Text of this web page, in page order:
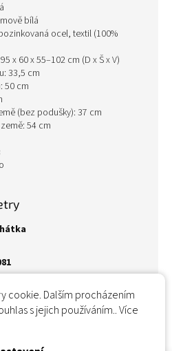
cookie. Dalším procházením
s jejich používáním.. Více
bílá
ocel, textil (100%
x 60 x 55–102 cm (D x Š x V)
33,5 cm
50 cm
(bez podušky): 37 cm
54 cm